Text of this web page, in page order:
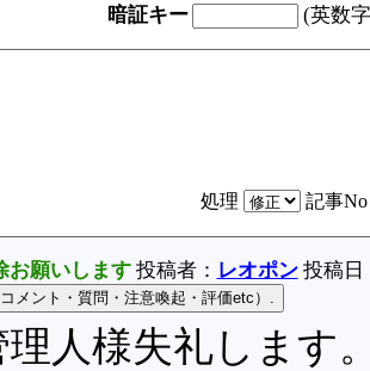
暗証キー
(英数
処理 記事
お願いします投稿者： レオポン投稿日
理人様失礼します